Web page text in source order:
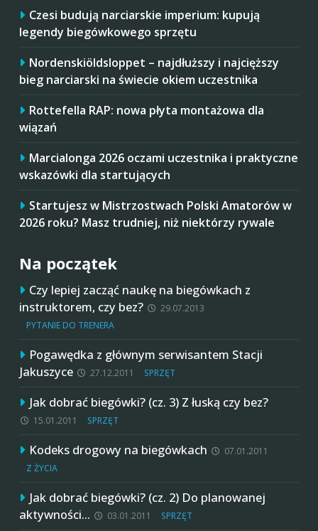
Czesi budują narciarskie imperium: kupują
legendy biegówkowego sprzętu
Nordenskiöldsloppet – najdłuższy i najcięższy
bieg narciarski na świecie okiem uczestnika
Rottefella RAP: nowa płyta montażowa dla
wiązań
Marcialonga 2026 oczami uczestnika i praktyczne
wskazówki dla startujących
Startujesz w Mistrzostwach Polski Amatorów w
2026 roku? Masz trudniej, niż niektórzy rywale
Na początek
Czy lepiej zacząć naukę na biegówkach z
instruktorem, czy bez?
29.07.2013
PYTANIE DO TRENERA
Pogawędka z głównym serwisantem Stacji
Jakuszyce
27.12.2011 SPRZĘT
Jak dobrać biegówki? (cz. 3) Z łuską czy bez?
15.01.2011 SPRZĘT
Kodeks drogowy na biegówkach
07.01.2011
Z ŻYCIA
Jak dobrać biegówki? (cz. 2) Do planowanej
aktywności…
03.01.2011 SPRZĘT